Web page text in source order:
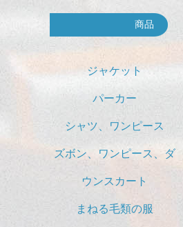
商品
ジャケット
パーカー
シャツ、ワンピース
ズボン、ワンピース、ダ
ウンスカート
まねる毛類の服